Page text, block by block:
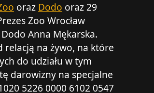
oraz Dodo oraz 29
Zoo Wrocław
Anna Mękarska.
relacją na żywo, na które
do udziału w tym
darowizny na specjalne
5226 0000 6102 0547